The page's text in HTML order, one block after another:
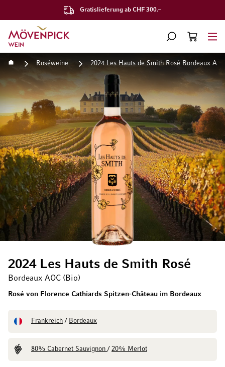
Gratislieferung ab CHF 300.–
Zur Startseite
SUCHE
WARENKORB
Startseite Roséweine 2024 Les Hauts de Smith Rosé Bordeaux
2024 Les Hauts de Smith Rosé
Bordeaux AOC (Bio)
Rosé von Florence Cathiards Spitzen-Château im Bordeaux
Frankreich / Bordeaux
80% Cabernet Sauvignon/ 20% Merlot
Zum Ende der Bildgalerie springen
Zum Anfang der